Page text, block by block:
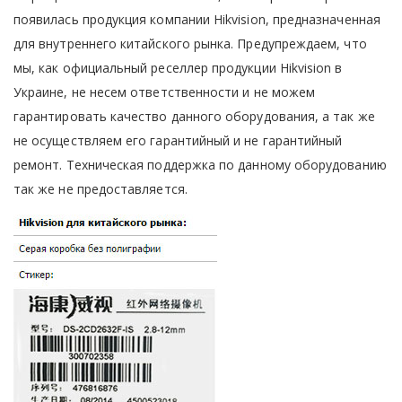
появилась продукция компании Hikvision, предназначенная
для внутреннего китайского рынка. Предупреждаем, что
мы, как официальный реселлер продукции Hikvision в
Украине, не несем ответственности и не можем
гарантировать качество данного оборудования, а так же
не осуществляем его гарантийный и не гарантийный
ремонт. Техническая поддержка по данному оборудованию
так же не предоставляется.